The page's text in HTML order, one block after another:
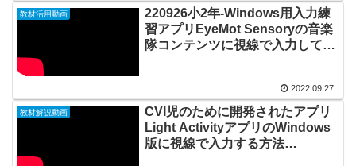
教材活用動画
220926小2年-Windows用入力練
習アプリEyeMot Sensoryの音楽
隊コンテンツに視線で入力して楽
2022.09.27
教材解説動画
CVI児のために開発されたアプリ
Light ActivityアプリのWindows
版に視線で入力する方法